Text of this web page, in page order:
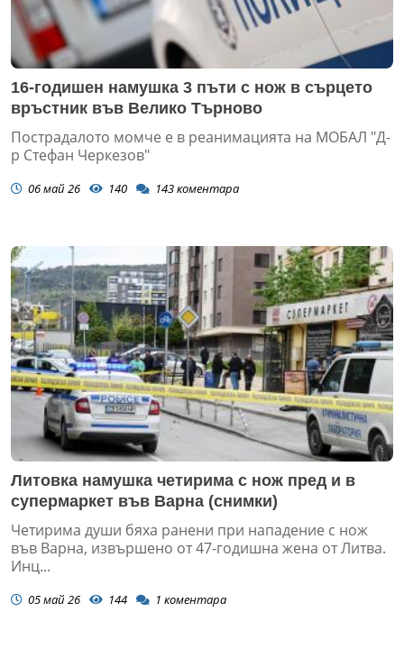
16-годишен намушка 3 пъти с нож в сърцето
връстник във Велико Търново
Пострадалото момче е в реанимацията на МОБАЛ "Д-
р Стефан Черкезов"
06 май 26 140 143коментара
Литовка намушка четирима с нож пред и в
супермаркет във Варна (снимки)
Четирима души бяха ранени при нападение с нож
във Варна, извършено от 47-годишна жена от Литва.
Инц...
05 май 26 144 1 коментара